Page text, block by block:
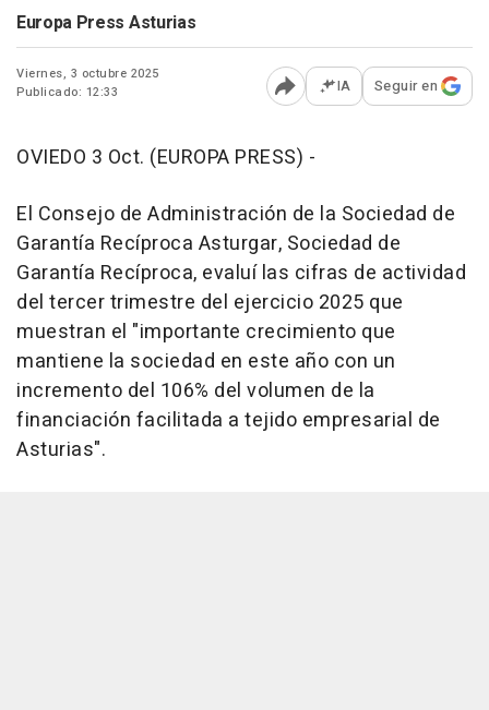
Europa Press Asturias
Viernes, 3 octubre 2025
Publicado: 12:33
Abrir opciones para
IA Seguir en
OVIEDO 3 Oct. (EUROPA PRESS) -
El Consejo de Administración de la Sociedad de
Garantía Recíproca Asturgar, Sociedad de
Garantía Recíproca, evaluí las cifras de actividad
del tercer trimestre del ejercicio 2025 que
muestran el "importante crecimiento que
mantiene la sociedad en este año con un
incremento del 106% del volumen de la
financiación facilitada a tejido empresarial de
Asturias".